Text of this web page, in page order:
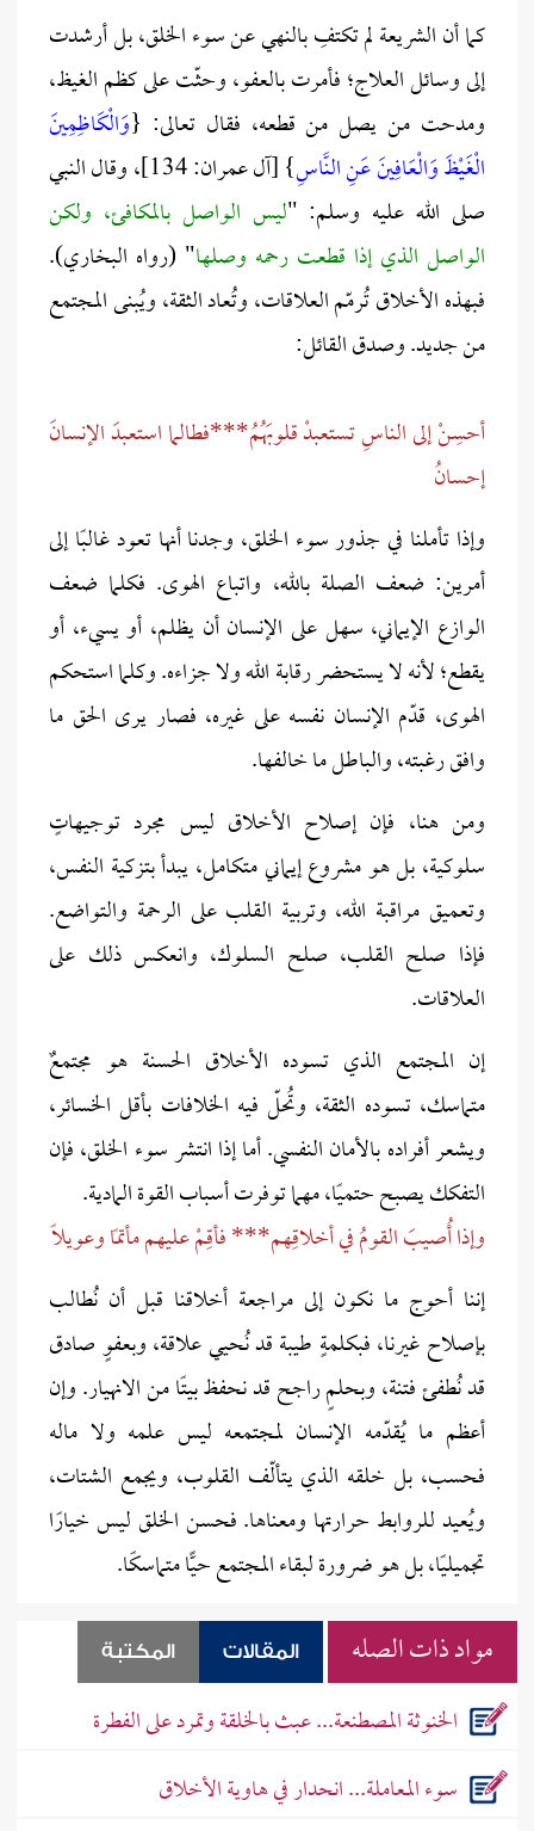
كما أن الشريعة لم تكتفِ بالنهي عن سوء الخلق، بل أرشدت
إلى وسائل العلاج؛ فأمرت بالعفو، وحثّت على كظم الغيظ،
ومدحت من يصل من قطعه، فقال تعالى: {وَالْكَاظِمِينَ
الْغَيْظَ وَالْعَافِينَ عَنِ النَّاسِ
} [آل عمران: 134]، وقال النبي
صلى الله عليه وسلم: "ليس الواصل بالمكافئ، ولكن
الواصل الذي إذا قطعت رحمه وصلها" (رواه البخاري).
فبهذه الأخلاق تُرمّم العلاقات، وتُعاد الثقة، ويُبنى المجتمع
من جديد. وصدق القائل:
أحسِنْ إلى الناسِ تستعبدْ قلوبَهُمُ***فطالما استعبدَ الإنسانَ
إحسانُ
وإذا تأملنا في جذور سوء الخلق، وجدنا أنها تعود غالبًا إلى
أمرين: ضعف الصلة بالله، واتباع الهوى. فكلما ضعف
الوازع الإيماني، سهل على الإنسان أن يظلم، أو يسيء، أو
يقطع؛ لأنه لا يستحضر رقابة الله ولا جزاءه. وكلما استحكم
الهوى، قدّم الإنسان نفسه على غيره، فصار يرى الحق ما
وافق رغبته، والباطل ما خالفها.
ومن هنا، فإن إصلاح الأخلاق ليس مجرد توجيهاتٍ
سلوكية، بل هو مشروع إيماني متكامل، يبدأ بتزكية النفس،
وتعميق مراقبة الله، وتربية القلب على الرحمة والتواضع.
فإذا صلح القلب، صلح السلوك، وانعكس ذلك على
العلاقات.
إن المجتمع الذي تسوده الأخلاق الحسنة هو مجتمعٌ
متماسك، تسوده الثقة، وتُحلّ فيه الخلافات بأقل الخسائر،
ويشعر أفراده بالأمان النفسي. أما إذا انتشر سوء الخلق، فإن
التفكك يصبح حتميًا، مهما توفرت أسباب القوة المادية.
وإذا أُصيبَ القومُ في أخلاقِهم*** فأقِمْ عليهم مأتمًا وعويلًا
إننا أحوج ما نكون إلى مراجعة أخلاقنا قبل أن نُطالب
بإصلاح غيرنا، فبكلمةٍ طيبة قد نُحيي علاقة، وبعفوٍ صادق
قد نُطفئ فتنة، وبحلمٍ راجح قد نحفظ بيتًا من الانهيار. وإن
أعظم ما يُقدّمه الإنسان لمجتمعه ليس علمه ولا ماله
فحسب، بل خلقه الذي يتألّف القلوب، ويجمع الشتات،
ويُعيد للروابط حرارتها ومعناها. فحسن الخلق ليس خيارًا
تجميليًا، بل هو ضرورة لبقاء المجتمع حيًّا متماسكًا.
مواد ذات الصله المقالات المكتبة
الخنوثة المصطنعة... عبث بالخلقة وتمرد على الفطرة
سوء المعاملة... انحدار في هاوية الأخلاق